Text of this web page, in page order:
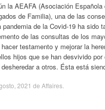
la AEAFA (Asociación Española
de Familia), una de las
pandemia de la Covid-19 ha sido
de las consultas de los
hacer testamento y mejorar la
hijos que se han desvivido
desheredar a otros. Ésta está
2021 de Affaires.